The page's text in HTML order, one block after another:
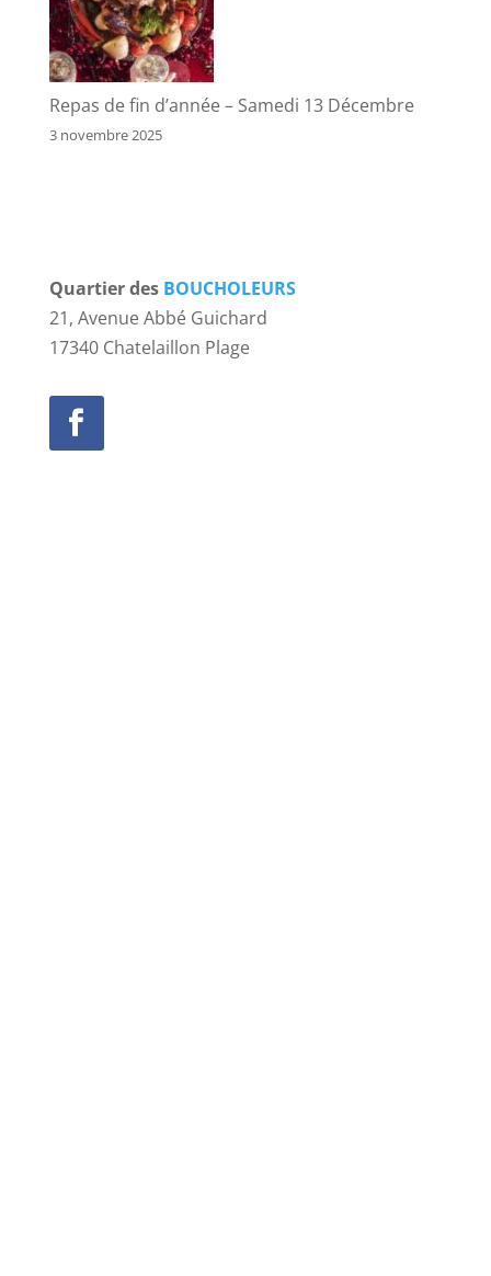
Repas de fin d’année – Samedi 13 Décembre
3 novembre 2025
Quartier des BOUCHOLEURS
21, Avenue Abbé Guichard
17340 Chatelaillon Plage